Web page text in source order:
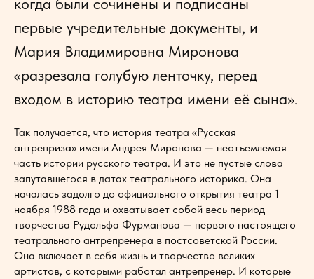
первые учредительные документы, и
Мария Владимировна Миронова
«разрезала голубую ленточку, перед
входом в историю театра имени её сына».
Так получается, что история театра «Русская
антреприза» имени Андрея Миронова — неотъемлемая
часть истории русского театра. И это не пустые слова
запутавшегося в датах театрального историка. Она
началась задолго до официального открытия театра 1
ноября 1988 года и охватывает собой весь период
творчества Рудольфа Фурманова — первого настоящего
театрального антрепренера в постсоветской России.
Она включает в себя жизнь и творчество великих
артистов, с которыми работал антрепренер. И которые